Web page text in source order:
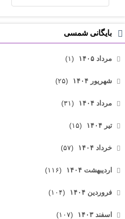
بایگانی شمسی
مرداد ۱۴۰۵ (۱)
شهریور ۱۴۰۴ (۲۵)
مرداد ۱۴۰۴ (۳۱)
تیر ۱۴۰۴ (۱۵)
خرداد ۱۴۰۴ (۵۷)
اردیبهشت ۱۴۰۴ (۱۱۶)
فروردین ۱۴۰۴ (۱۰۴)
اسفند ۱۴۰۳ (۱۰۷)